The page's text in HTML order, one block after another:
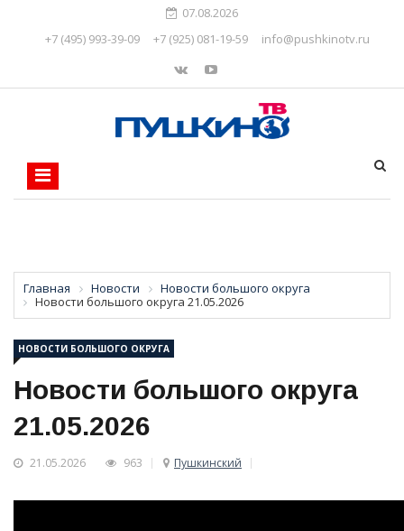
07.08.2026
+7 (495) 993-39-09
+7 (925) 081-19-59 info@pushkinotv.ru
Главная Новости
Новости большого округа
Новости большого округа 21.05.2026
НОВОСТИ БОЛЬШОГО ОКРУГА
Новости большого округа
21.05.2026
21.05.2026 963 Пушкинский